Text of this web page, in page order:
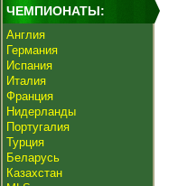
ЧЕМПИОНАТЫ:
Англия
Германия
Испания
Италия
Франция
Нидерланды
Португалия
Турция
Беларусь
Казахстан